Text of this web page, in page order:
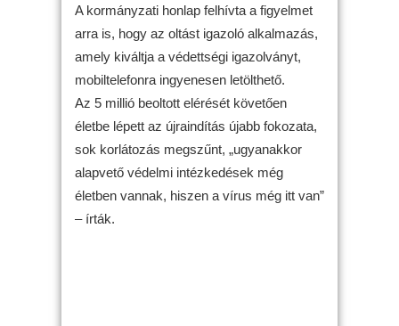
A kormányzati honlap felhívta a figyelmet
arra is, hogy az oltást igazoló alkalmazás,
amely kiváltja a védettségi igazolványt,
mobiltelefonra ingyenesen letölthető.
Az 5 millió beoltott elérését követően
életbe lépett az újraindítás újabb fokozata,
sok korlátozás megszűnt, „ugyanakkor
alapvető védelmi intézkedések még
életben vannak, hiszen a vírus még itt van”
– írták.